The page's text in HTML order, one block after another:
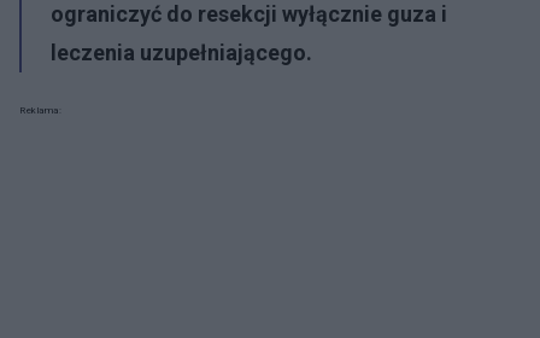
ograniczyć do resekcji wyłącznie guza i
leczenia uzupełniającego.
Reklama: